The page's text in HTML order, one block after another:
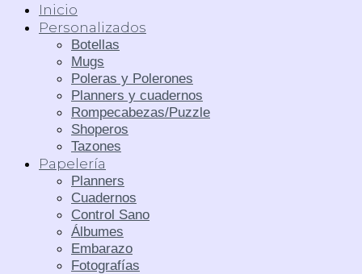
Inicio
Personalizados
Botellas
Mugs
Poleras y Polerones
Planners y cuadernos
Rompecabezas/Puzzle
Shoperos
Tazones
Papelería
Planners
Cuadernos
Control Sano
Álbumes
Embarazo
Fotografías